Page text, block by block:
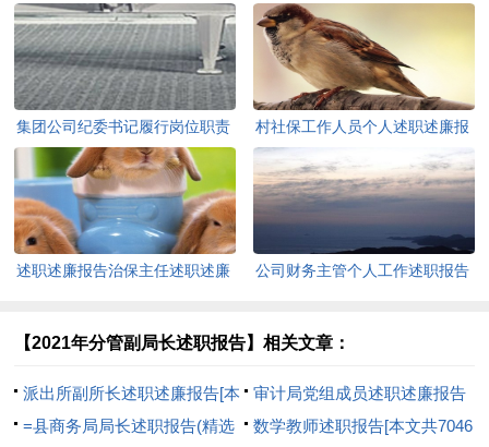
集团公司纪委书记履行岗位职责
及自身建设情况报告[本文共
1379字]
村社保工作人员个人述职述廉报
告[本文共881字]
述职述廉报告治保主任述职述廉
公司财务主管个人工作述职报告
【2021年分管副局长述职报告】相关文章：
派出所副所长述职述廉报告[本
文共10070字]
审计局党组成员述职述廉报告
[本文共935字]
=县商务局局长述职报告(精选 数学教师述职报告[本文共7046